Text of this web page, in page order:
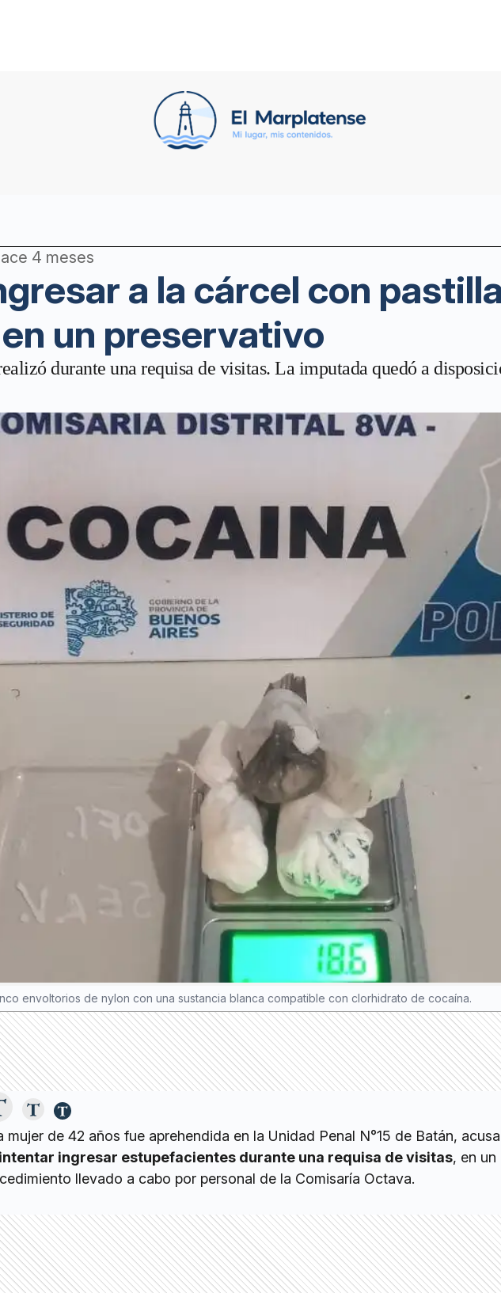
4 meses
a la cárcel con
un preservativo
durante una requisa de visitas. La imputada quedó a
envoltorios de nylon con una sustancia blanca compatible con clorhidrato de cocaína.
mujer de 42 años fue aprehendida en la Unidad Penal N°15 de Batán,
intentar ingresar estupefacientes durante una requisa de visitas, en un
llevado a cabo por personal de la Comisaría Octava.